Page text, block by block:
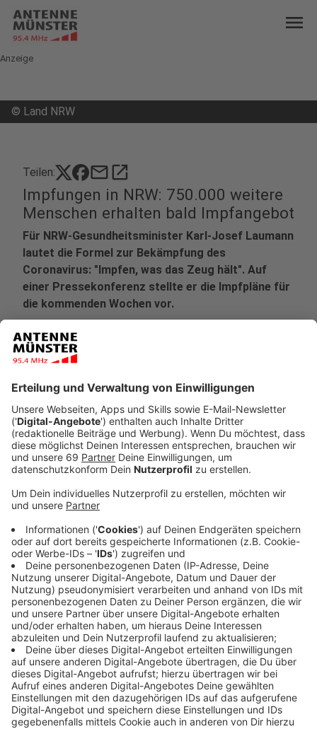
menu
Anzeige
© Land NRW
Teilen: mailopen_in_new
Impfungen in NRW: 750.000 weitere
Menschen erhalten bald Impfangebot
Für NRW-Gesundheitsminister Karl-Josef Laumann
lautet die Formel zur Bekämpfung des
Coronavirus: "Impfen, was das Zeug hält". Auf
einer Pressekonferenz stellte er die Impfpläne für
die kommenden Wochen vor.
Veröffentlicht:
Von der Ausweitung des Impfangebots werden in
NRW Gesundheitsminister Karl-Josef Laumann
zufolge rund 750.000 Menschen profitieren. Rechne
man die Zahl unter anderem von Lehrern, Erziehern,
Polizisten sowie Ärzten und deren Personal
zusammen, komme man auf diese Zahl, sagte der
man in NRW nun ein Impfangebot machen. Möglich
werde das durch mehr Impfdosen, die zur Verfügung
stünden.
Anzeige
Ab nächster Woche bekommen diese Menschen nach
und nach eine Benachrichtigung. Die über 70-Jährigen
sollen ab Ende April oder Anfang Mai geimpft werden.
Diese Gruppe bekommt ebenfalls vorher eine
Benachrichtigung. Sie müssen dann in den Impfzentren